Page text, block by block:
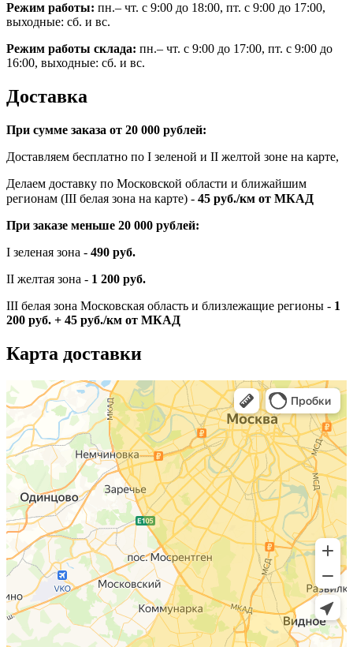
Режим работы: пн.– чт. с 9:00 до 18:00, пт. с 9:00 до 17:00,
выходные: сб. и вс.
Режим работы склада: пн.– чт. с 9:00 до 17:00, пт. с 9:00 до
16:00, выходные: сб. и вс.
Доставка
При сумме заказа от 20 000 рублей:
Доставляем бесплатно по I зеленой и II желтой зоне на карте,
Делаем доставку по Московской области и ближайшим
регионам (III белая зона на карте) - 45 руб./км от МКАД
При заказе меньше 20 000 рублей:
I зеленая зона - 490 руб.
II желтая зона - 1 200 руб.
III белая зона Московская область и близлежащие регионы - 1
200 руб. + 45 руб./км от МКАД
Карта доставки